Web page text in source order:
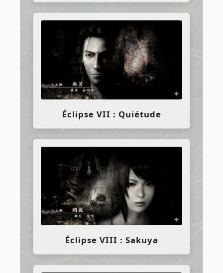
Éclipse VII : Quiétude
Éclipse VIII : Sakuya